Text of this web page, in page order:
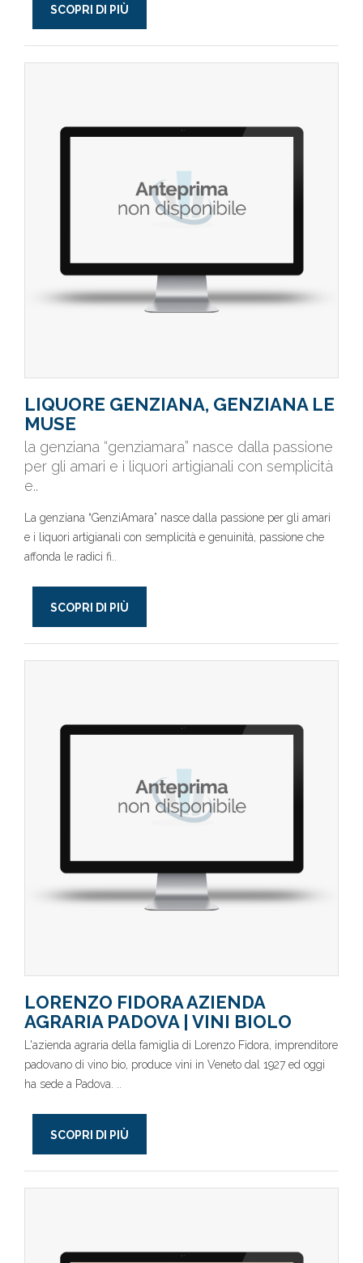
SCOPRI DI PIÙ
LIQUORE GENZIANA, GENZIANA LE
MUSE
la genziana “genziamara” nasce dalla passione
per gli amari e i liquori artigianali con semplicità
e..
La genziana “GenziAmara” nasce dalla passione per gli amari
e i liquori artigianali con semplicità e genuinità, passione che
affonda le radici fi..
SCOPRI DI PIÙ
LORENZO FIDORA AZIENDA
AGRARIA PADOVA | VINI BIOLO
L'azienda agraria della famiglia di Lorenzo Fidora, imprenditore
padovano di vino bio, produce vini in Veneto dal 1927 ed oggi
ha sede a Padova. ..
SCOPRI DI PIÙ